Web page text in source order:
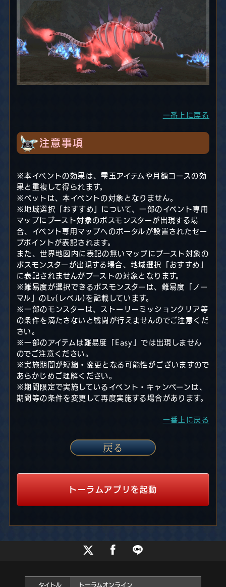
一番上に戻る
注意事項
※本イベントの効果は、雫玉アイテムや月額コースの効
果と重複して得られます。
※ペットは、本イベントの対象となりません。
※地域選択「おすすめ」について、一部のイベント専用
マップにブースト対象のボスモンスターが出現する場
合、イベント専用マップへのポータルが設置されたセー
ブポイントが表記されます。
また、世界地図内に表記の無いマップにブースト対象の
ボスモンスターが出現する場合、地域選択「おすすめ」
に表記されませんがブーストの対象となります。
※難易度が選択できるボスモンスターは、難易度「ノー
マル」のLv(レベル)を記載しています。
※一部のモンスターは、ストーリーミッションクリア等
の条件を満たさないと戦闘が行えませんのでご注意くだ
さい。
※一部のアイテムは難易度「Easy」では出現しません
のでご注意ください。
※実施期間が短縮・変更となる可能性がございますので
あらかじめご理解ください。
※期間限定で実施しているイベント・キャンペーンは、
期間等の条件を変更して再度実施する場合があります。
一番上に戻る
トーラムアプリを起動
タイトル トーラムオンライン